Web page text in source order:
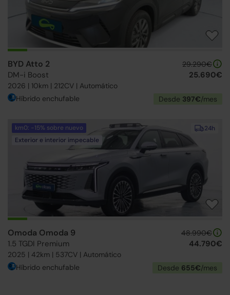
BYD Atto 2
DM-i Boost
2026 | 10km | 212CV | Automático
29.290€
25.690€
Híbrido enchufable Desde 397€/mes
24h
km0: -15% sobre nuevo
Exterior e interior impecable
Omoda Omoda 9
1.5 TGDI Premium
2025 | 42km | 537CV | Automático
48.990€
44.790€
Híbrido enchufable Desde 655€/mes